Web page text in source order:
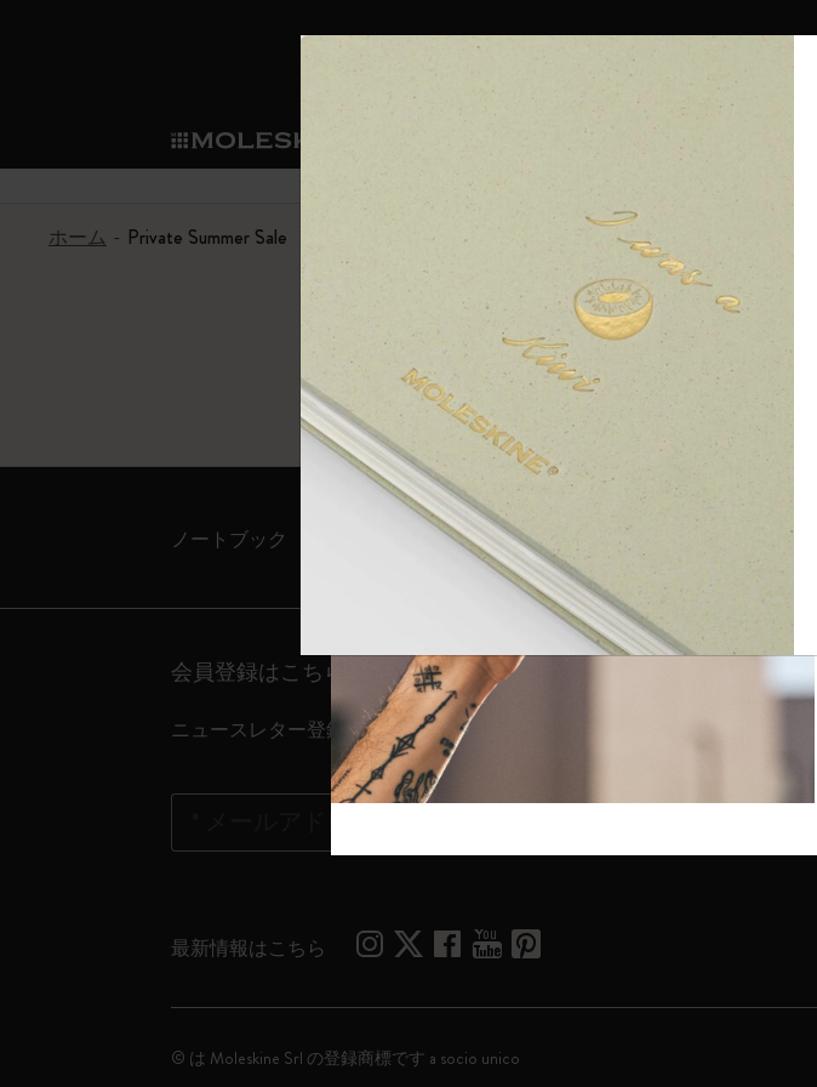
ショ
ノートブック
ノートブック
The Original Notebook
ミニノートブックチ
カイエ ＆ ジャーナル
セット
パッションジャーナル
スチューデントカイ
サブカテゴリ
ダイアリー
パーソナル・ダイアリ
12カ月ダイアリー
15ヶ月プランナー
ウィークリープラン
デイリープランナー
マンスリープランナー
ライフプランナー・
モレスキンスマート
サブカテゴリ
すべて見る
スマートライティン
モレスキンスマート
アプリ・サービス
ライティングツール
サブカテゴリ
モレスキンスマート
Blackwing x モレスキン
Kaweco x モレスキン
ペン & ペンシル
限定版ノートブック
Reframe サングラス
ムーミン コレクション
キム・ジョンギコレ
「Alice's Adventures in
『ロード・オブ・ザ
カラーパターン ノー
サクラコレクション
馬年コレクション
キム・ジョンギコレ
Impressions of
ン
カサ・バトリョ 限定
ゴッホ美術館
バッグ
すべて見る
バックパック
限定版バックパック
Shopper paper – made
ギフト
サブカテゴリ
アートを愛する方へ
プロフェッショナル
ミニマリストへの贈
マキシマリストへの贈
健康を愛する方への
趣味を愛する方へのギ
ピン
サブカテゴリ
カントリー・テーマ
ション
パッチ
サブカテゴリ
プライドをいつも胸に
Mardi Mercredi × モレ
スマートライティング・シス
サブカテゴリ
スマートライティン
スマートノートブック
スマートダイアリー
モレスキンスマートスマート
アプリ・サービス
サブカテゴリ
Notes
モレスキン Journal
モレスキン Planner
パーソナライズサ
ービス
サブカテゴリ
カスタムダイアリー
カスタムノートブック
和紙テープ
ミニノートブックチャーム
別注＆コーポレートギフト
モレスキンメンバーシップ
我々の歴史
モレスキンのマニフェスト
ペンと紙の力
持続可能な創造性
今すぐメンバー登録
ウェルカムオファー: 次回のご購入時に10% オフと送料無料
通常特典: パーソナライズの2冊ご購入で1冊無料
バースデー特典: 1回限りの割引（1ヶ月有効）
先行プレビュー: 新作コレクションへの先行アクセス
伝説的なお得情報: 会員限定の特別サプライズ
セールへの早期アクセス: お得な情報をいち早くチェック
モレスキン限定イベント: 優先アクセス
返品期間の延長: 1ヶ月間
6,500円以上の
ホーム
Private Summer Sale
ノートブック ダイアリー モレ
会員登録はこちら
ニュースレター登録
最新情報はこちら
© は Moleskine Srl の登録商標です a socio unico